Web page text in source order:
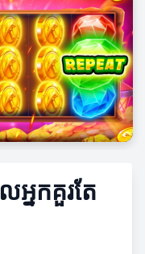
អ្នកគួរតែ